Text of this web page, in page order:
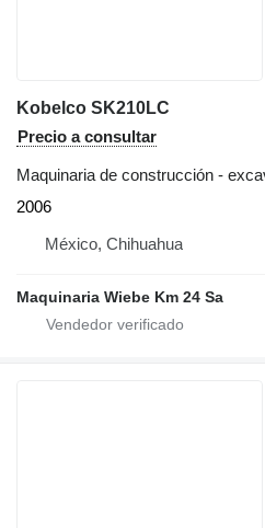
Kobelco SK210LC
Precio a consultar
Maquinaria de construcción -
2006
México, Chihuahua
Maquinaria Wiebe Km 24 Sa